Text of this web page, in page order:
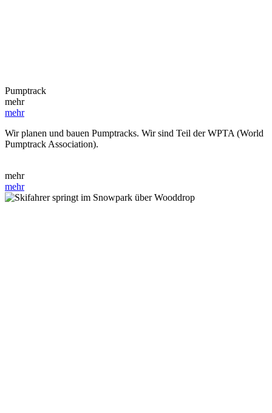
Pumptrack
mehr
mehr
Wir planen und bauen Pumptracks. Wir sind Teil der WPTA (World
Pumptrack Association).
mehr
mehr